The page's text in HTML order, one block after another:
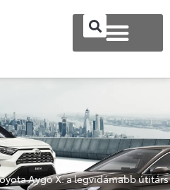
Aygo X: a legvidámabb útitárs